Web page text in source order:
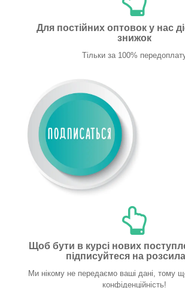
Для постійних оптовок у нас
знижок
Тільки за 100%
Щоб бути в курсі нових
підписуйтеся на
Ми нікому не передаємо ваші дані, тому
конфіденційність!